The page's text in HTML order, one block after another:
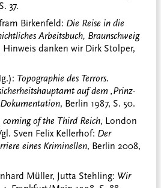
37.
Birkenfeld: Die Reise in die
Arbeitsbuch, Braunschweig
Hinweis danken wir Dirk Stolper,
Topographie des Terrors.
auf dem ‚Prinz-
, Berlin 1987, S. 50.
coming of the Third Reich, London
Sven Felix Kellerhof: Der
eines Kriminellen, Berlin 2008,
Müller, Jutta Stehling: Wir